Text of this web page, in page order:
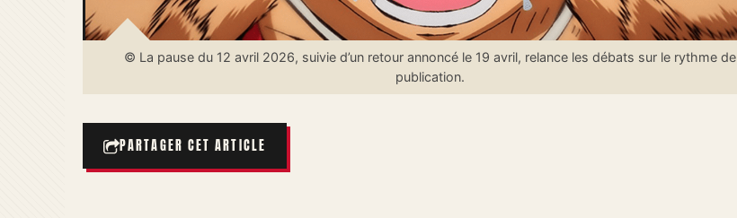
© La pause du 12 avril 2026, suivie d’un retour annoncé le 19 avril, relance les débats sur le rythme de
publication.
PARTAGER CET ARTICLE